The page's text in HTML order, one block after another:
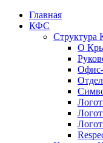
Главная
КФС
Структура
О
Офис-